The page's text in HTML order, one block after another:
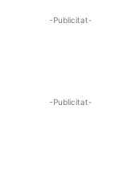
-Publicitat-
-Publicitat-